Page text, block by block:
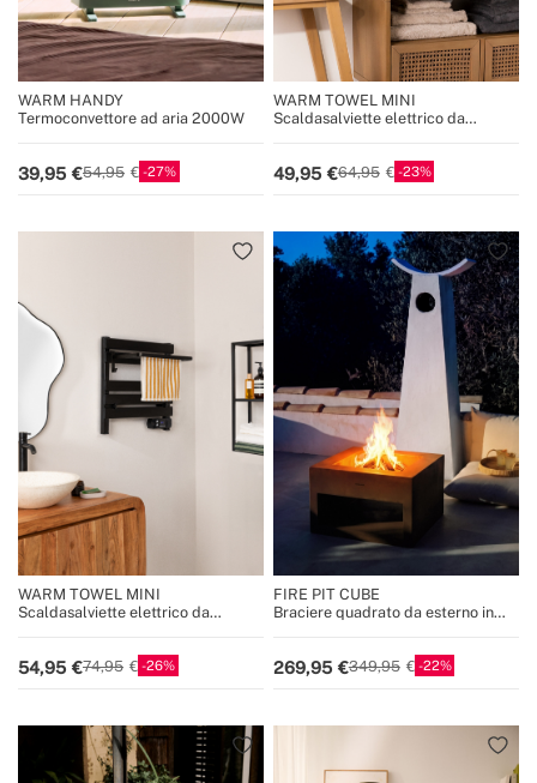
WARM HANDY
Termoconvettore ad aria 2000W
39,95 54,95 27
WARM TOWEL MINI
Scaldasalviette elettrico da
49,95 64,95 23
WARM TOWEL MINI
Scaldasalviette elettrico da
54,95 74,95 26
FIRE PIT CUBE
Braciere quadrato da esterno in
269,95 349,95 22